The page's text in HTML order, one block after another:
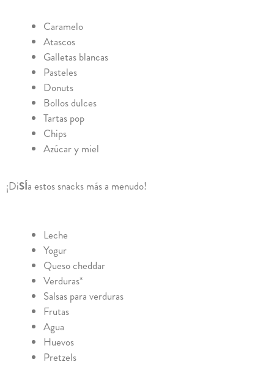
Caramelo
Atascos
Galletas blancas
Pasteles
Donuts
Bollos dulces
Tartas pop
Chips
Azúcar y miel
¡DiSÍa estos snacks más a menudo!
Leche
Yogur
Queso cheddar
Verduras*
Salsas para verduras
Frutas
Agua
Huevos
Pretzels